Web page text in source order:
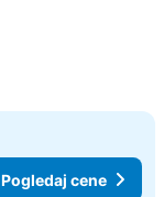
Pogledaj cene